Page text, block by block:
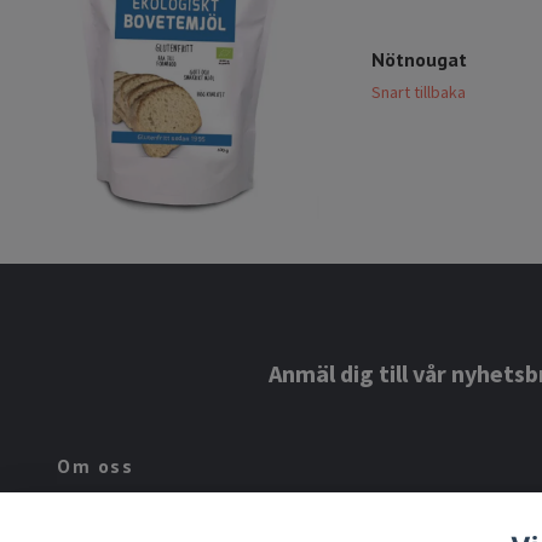
Nötnougat
Snart tillbaka
Anmäl dig till vår
Om oss